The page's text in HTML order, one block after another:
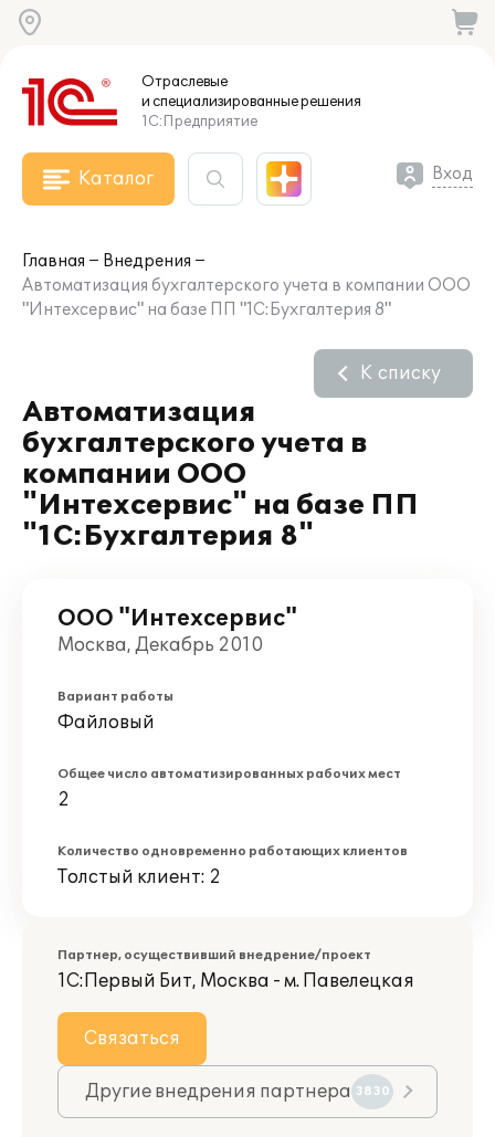
Отраслевые
и специализированныерешения
1С:Предприятие
Каталог Вход
Главная
Внедрения
Автоматизация бухгалтерского учета в компании ООО
"Интехсервис" на базе ПП "1С:Бухгалтерия 8"
Автоматизация
бухгалтерского учета в
компании ООО
"Интехсервис" на базе ПП
"1С:Бухгалтерия 8"
К списку
ООО "Интехсервис"
Москва, Декабрь 2010
Вариант работы
Файловый
Общее число автоматизированных рабочих мест
2
Количество одновременно работающих клиентов
Толстый клиент: 2
Партнер, осуществивший внедрение/проект
1С:Первый Бит, Москва - м. Павелецкая
Связаться
Другие внедрения партнера 3830